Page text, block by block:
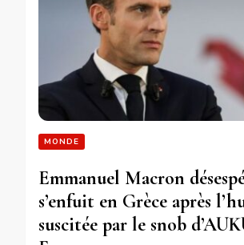
MONDE
Emmanuel Macron
s’enfuit en Grèce après
suscitée par le snob